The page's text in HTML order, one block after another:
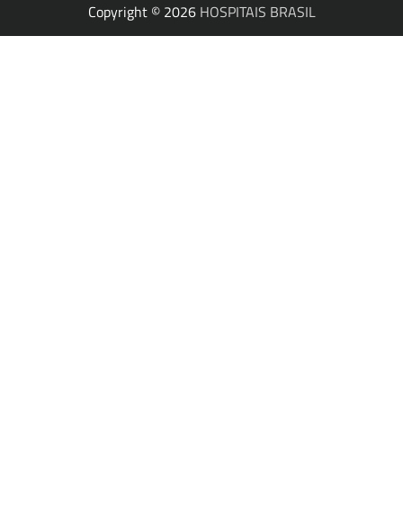
Copyright © 2026 HOSPITAIS BRASIL